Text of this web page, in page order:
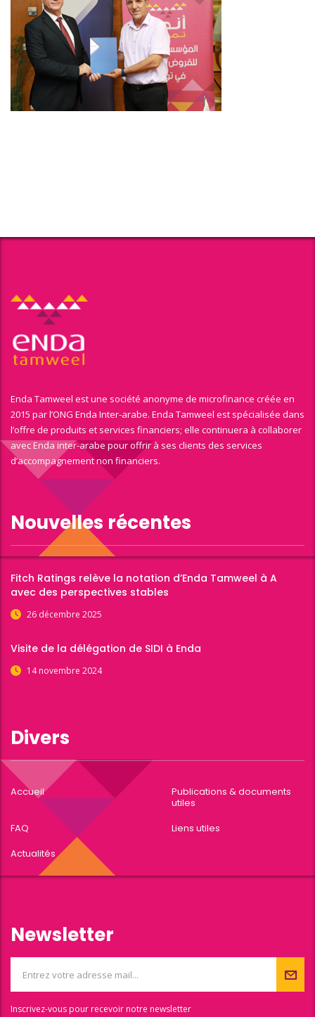
Enda Tamweel est une société anonyme de microfinance créée en
2015 par l’ONG Enda Inter-arabe. Enda Tamweel est spécialisée dans
l’offre de produits et services financiers; elle continuera à collaborer
avec Enda inter-arabe pour offrir à ses clients des services
d’accompagnement non financiers.
Nouvelles récentes
Fitch Ratings relève la notation d’Enda Tamweel à A
avec des perspectives stables
26 décembre 2025
Visite de la délégation de SIDI à Enda
14 novembre 2024
Divers
Accueil
Publications & documents
utiles
FAQ
Liens utiles
Actualités
Newsletter
Inscrivez-vous pour recevoir notre newsletter